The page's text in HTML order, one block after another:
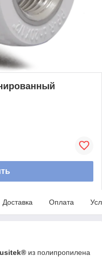
Доставка Оплата
из полипропилена